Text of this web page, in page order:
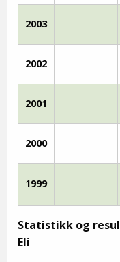
2003
2002
2001
2000
1999
Statistikk og
Eli